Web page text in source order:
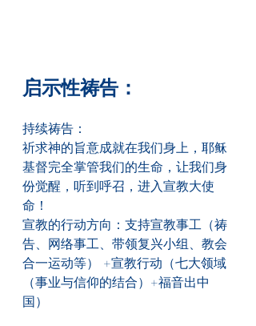
启示性祷告：
持续祷告：
祈求神的旨意成就在我们身上，耶稣
基督完全掌管我们的生命，让我们身
份觉醒，听到呼召，进入宣教大使
命！
宣教的行动方向：支持宣教事工（祷
告、网络事工、带领复兴小组、教会
合一运动等） +宣教行动（七大领域
（事业与信仰的结合）+福音出中
国）